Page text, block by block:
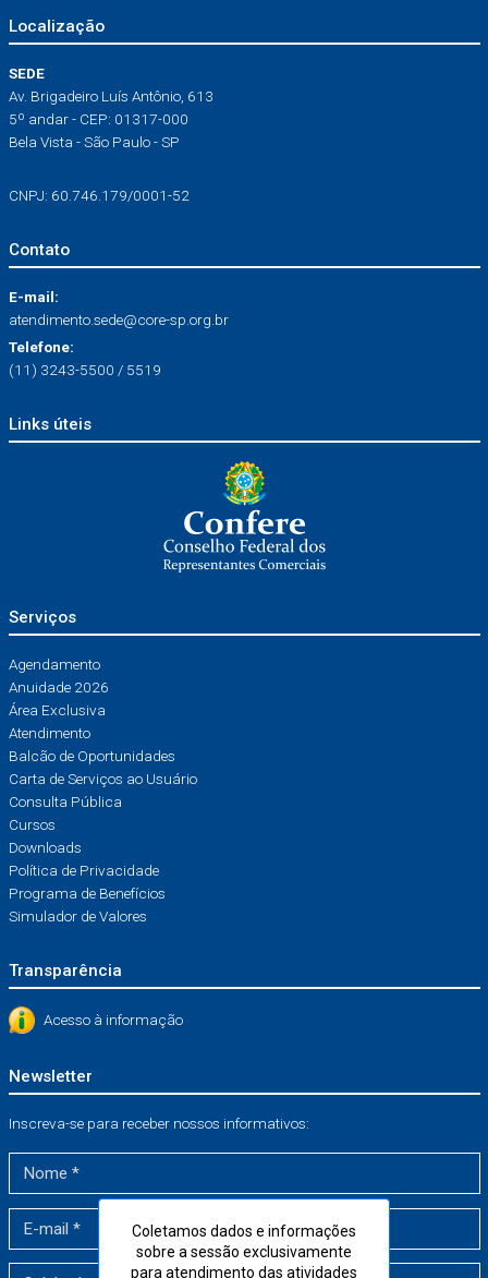
Localização
SEDE
Av. Brigadeiro Luís Antônio, 613
5º andar - CEP: 01317-000
Bela Vista - São Paulo - SP
CNPJ: 60.746.179/0001-52
Contato
E-mail:
atendimento.sede@core-sp.org.br
Telefone:
(11) 3243-5500 / 5519
Links úteis
Serviços
Agendamento
Anuidade 2026
Área Exclusiva
Atendimento
Balcão de Oportunidades
Carta de Serviços ao Usuário
Consulta Pública
Cursos
Downloads
Política de Privacidade
Programa de Benefícios
Simulador de Valores
Transparência
Acesso à informação
Newsletter
Inscreva-se para receber nossos informativos:
Coletamos dados e informações
sobre a sessão exclusivamente
para atendimento das atividades